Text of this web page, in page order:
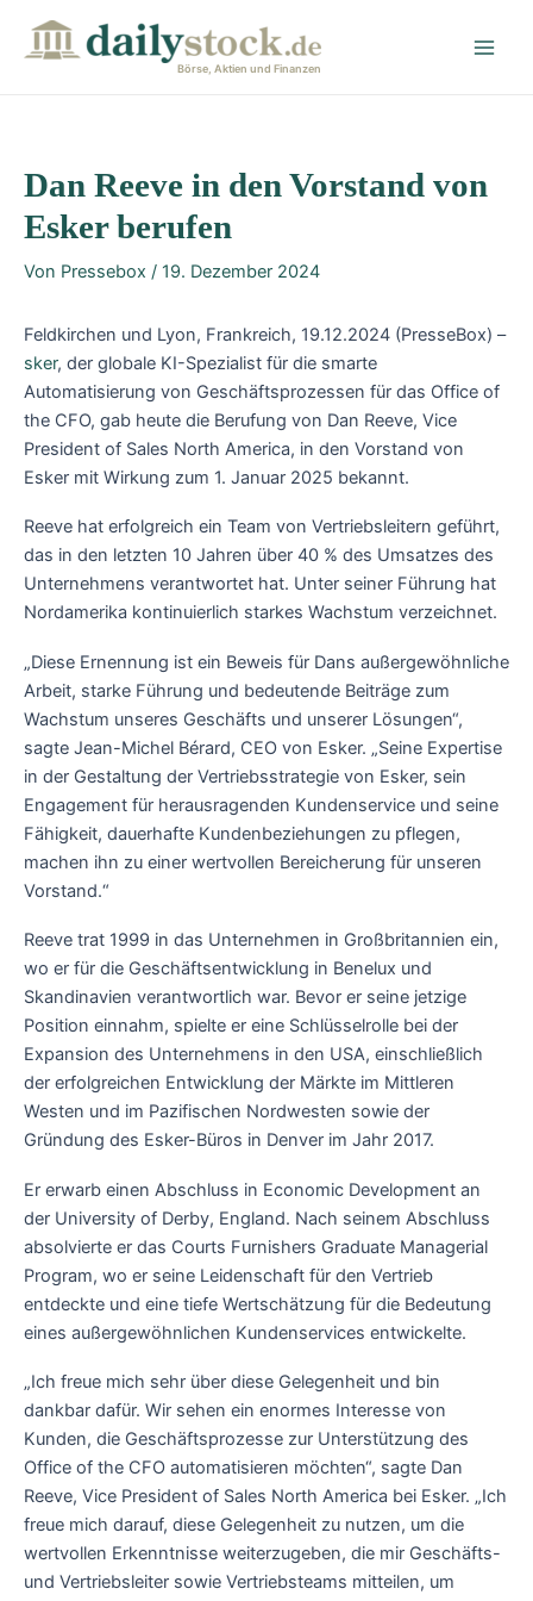
Börse, Aktien und Finanzen
Dan Reeve in den Vorstand von
Esker berufen
Von Pressebox / 19. Dezember 2024
Feldkirchen und Lyon, Frankreich, 19.12.2024 (PresseBox) –
sker, der globale KI-Spezialist für die smarte
Automatisierung von Geschäftsprozessen für das Office of
the CFO, gab heute die Berufung von Dan Reeve, Vice
President of Sales North America, in den Vorstand von
Esker mit Wirkung zum 1. Januar 2025 bekannt.
Reeve hat erfolgreich ein Team von Vertriebsleitern geführt,
das in den letzten 10 Jahren über 40 % des Umsatzes des
Unternehmens verantwortet hat. Unter seiner Führung hat
Nordamerika kontinuierlich starkes Wachstum verzeichnet.
„Diese Ernennung ist ein Beweis für Dans außergewöhnliche
Arbeit, starke Führung und bedeutende Beiträge zum
Wachstum unseres Geschäfts und unserer Lösungen“,
sagte Jean-Michel Bérard, CEO von Esker. „Seine Expertise
in der Gestaltung der Vertriebsstrategie von Esker, sein
Engagement für herausragenden Kundenservice und seine
Fähigkeit, dauerhafte Kundenbeziehungen zu pflegen,
machen ihn zu einer wertvollen Bereicherung für unseren
Vorstand.“
Reeve trat 1999 in das Unternehmen in Großbritannien ein,
wo er für die Geschäftsentwicklung in Benelux und
Skandinavien verantwortlich war. Bevor er seine jetzige
Position einnahm, spielte er eine Schlüsselrolle bei der
Expansion des Unternehmens in den USA, einschließlich
der erfolgreichen Entwicklung der Märkte im Mittleren
Westen und im Pazifischen Nordwesten sowie der
Gründung des Esker-Büros in Denver im Jahr 2017.
Er erwarb einen Abschluss in Economic Development an
der University of Derby, England. Nach seinem Abschluss
absolvierte er das Courts Furnishers Graduate Managerial
Program, wo er seine Leidenschaft für den Vertrieb
entdeckte und eine tiefe Wertschätzung für die Bedeutung
eines außergewöhnlichen Kundenservices entwickelte.
„Ich freue mich sehr über diese Gelegenheit und bin
dankbar dafür. Wir sehen ein enormes Interesse von
Kunden, die Geschäftsprozesse zur Unterstützung des
Office of the CFO automatisieren möchten“, sagte Dan
Reeve, Vice President of Sales North America bei Esker. „Ich
freue mich darauf, diese Gelegenheit zu nutzen, um die
wertvollen Erkenntnisse weiterzugeben, die mir Geschäfts-
und Vertriebsleiter sowie Vertriebsteams mitteilen, um